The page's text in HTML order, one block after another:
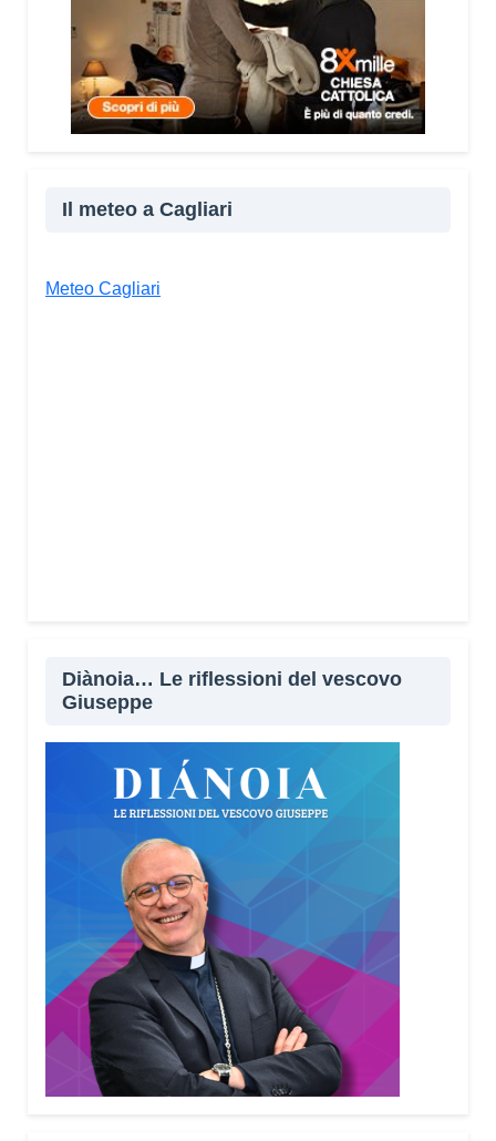
Il meteo a Cagliari
Meteo Cagliari
Diànoia… Le riflessioni del vescovo
Giuseppe